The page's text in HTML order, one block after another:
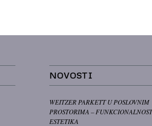
NOVOSTI
WEITZER PARKETT U POSLOVNIM
PROSTORIMA –
ESTETIKA